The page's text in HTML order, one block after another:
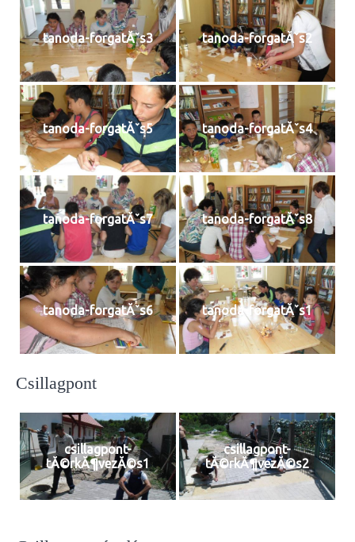
tanoda-forgatĂˇs3 tanoda-forgatĂˇs2
tanoda-forgatĂˇs5 tanoda-forgatĂˇs4
tanoda-forgatĂˇs7 tanoda-forgatĂˇs8
tanoda-forgatĂˇs6 tanoda-forgatĂˇs1
Csillagpont
csillagpont-
tĂ©rkĂ¶vezĂ©s1
csillagpont-
tĂ©rkĂ¶vezĂ©s2